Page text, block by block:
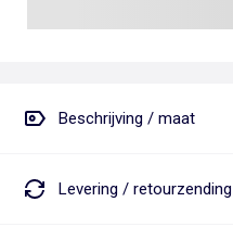
Beschrijving / maat
Levering / retourzending